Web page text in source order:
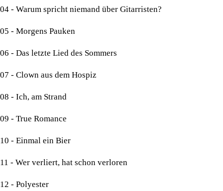
04 - Warum spricht niemand über Gitarristen?
05 - Morgens Pauken
06 - Das letzte Lied des Sommers
07 - Clown aus dem Hospiz
08 - Ich, am Strand
09 - True Romance
10 - Einmal ein Bier
11 - Wer verliert, hat schon verloren
12 - Polyester